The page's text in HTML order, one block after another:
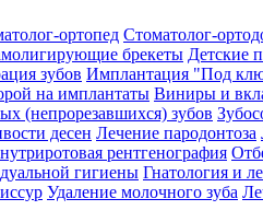
ортопед Стоматолог-
брекеты Детские
зубов Имплантация "Под
на имплантаты Виниры и
(непрорезавшихся) зубов
десен Лечение пародонтоза
рентгенография
гигиены Гнатология и
Удаление молочного зуба